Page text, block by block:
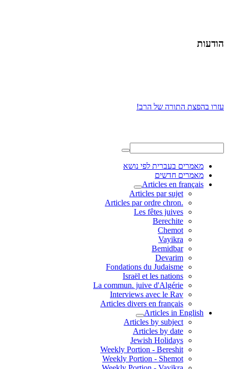
הודעות
עזרו בהפצת התורה של הרב!
מאמרים בעברית לפי נושא
מאמרים חדשים
Articles en français
Articles par sujet
.Articles par ordre chron
Les fêtes juives
Berechite
Chemot
Vayikra
Bemidbar
Devarim
Fondations du Judaisme
Israël et les nations
La commun. juive d'Algérie
Interviews avec le Rav
Articles divers en français
Articles in English
Articles by subject
Articles by date
Jewish Holidays
Weekly Portion - Bereshit
Weekly Portion - Shemot